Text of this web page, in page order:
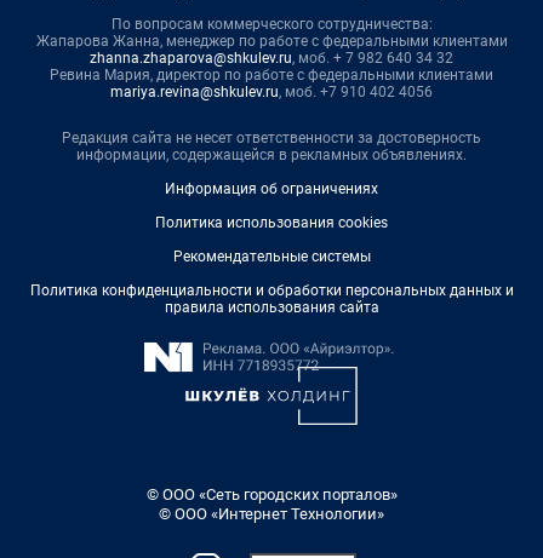
По вопросам коммерческого сотрудничества:
Жапарова Жанна, менеджер по работе с федеральными клиентами
zhanna.zhaparova@shkulev.ru, моб. + 7 982 640 34 32
Ревина Мария, директор по работе с федеральными клиентами
mariya.revina@shkulev.ru, моб. +7 910 402 4056
Редакция сайта не несет ответственности за достоверность
информации, содержащейся в рекламных объявлениях.
Информация об ограничениях
Политика использования cookies
Рекомендательные системы
Политика конфиденциальности и обработки персональных данных и
правила использования сайта
© ООО «Сеть городских порталов»
© ООО «Интернет Технологии»